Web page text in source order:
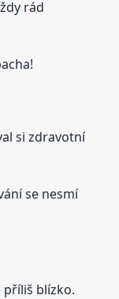
rád
si zdravotní
se nesmí
příliš blízko.